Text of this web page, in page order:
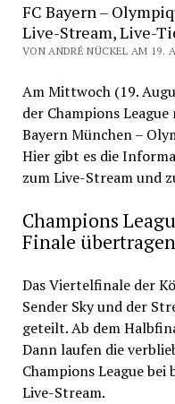
FC Bayern –
Live-Stream, Live-
VON ANDRÉ NÜCKEL AM 19.
Am Mittwoch (19.
der Champions
Bayern München –
Hier gibt es die
zum Live-Stream und
Champions
Finale
Das Viertelfinale der
Sender Sky und der
geteilt. Ab dem
Dann laufen die
Champions League
Live-Stream.